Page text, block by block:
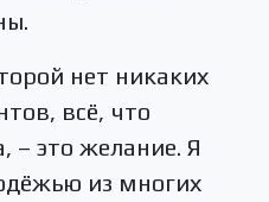
нет никаких
всё, что
– это желание. Я
из многих